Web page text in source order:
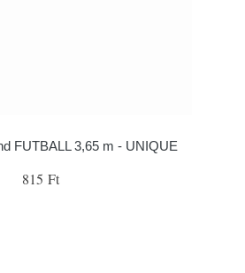
FUTBALL 3,65 m - UNIQUE
815 Ft